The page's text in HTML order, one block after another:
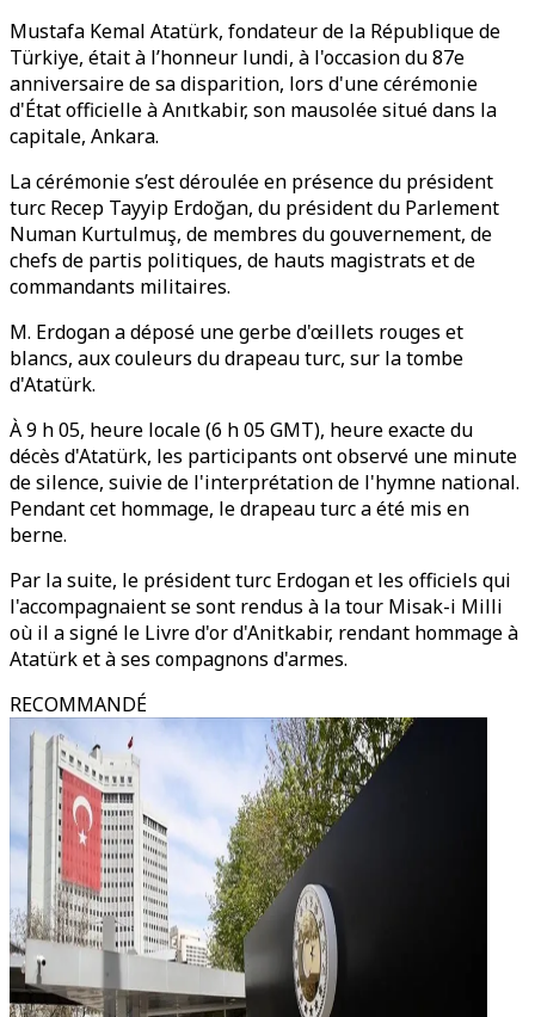
Mustafa Kemal Atatürk, fondateur de la République de
Türkiye, était à l’honneur lundi, à l'occasion du 87e
anniversaire de sa disparition, lors d'une cérémonie
d'État officielle à Anıtkabir, son mausolée situé dans la
capitale, Ankara.
La cérémonie s’est déroulée en présence du président
turc Recep Tayyip Erdoğan, du président du Parlement
Numan Kurtulmuş, de membres du gouvernement, de
chefs de partis politiques, de hauts magistrats et de
commandants militaires.
M. Erdogan a déposé une gerbe d'œillets rouges et
blancs, aux couleurs du drapeau turc, sur la tombe
d'Atatürk.
À 9 h 05, heure locale (6 h 05 GMT), heure exacte du
décès d'Atatürk, les participants ont observé une minute
de silence, suivie de l'interprétation de l'hymne national.
Pendant cet hommage, le drapeau turc a été mis en
berne.
Par la suite, le président turc Erdogan et les officiels qui
l'accompagnaient se sont rendus à la tour Misak-i Milli
où il a signé le Livre d'or d'Anitkabir, rendant hommage à
Atatürk et à ses compagnons d'armes.
RECOMMANDÉ